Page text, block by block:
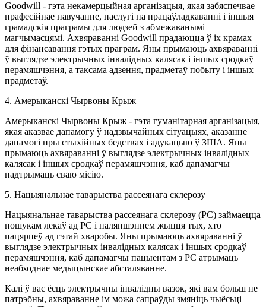
Goodwill - гэта некамерцыйная арганізацыя, якая забяспечвае
прафесійнае навучанне, паслугі па працаўладкаванні і іншыя
грамадскія праграмы для людзей з абмежаванымі
магчымасцямі. Ахвяраванні Goodwill прадаюцца ў іх крамах
для фінансавання гэтых праграм. Яны прымаюць ахвяраванні
ў выглядзе электрычных інвалідных калясак і іншых сродкаў
перамяшчэння, а таксама адзення, прадметаў побыту і іншых
прадметаў.
4. Амерыканскі Чырвоны Крыж
Амерыканскі Чырвоны Крыж - гэта гуманітарная арганізацыя,
якая аказвае дапамогу ў надзвычайных сітуацыях, аказанне
дапамогі пры стыхійных бедствах і адукацыю ў ЗША. Яны
прымаюць ахвяраванні ў выглядзе электрычных інвалідных
калясак і іншых сродкаў перамяшчэння, каб дапамагчы
падтрымаць сваю місію.
5. Нацыянальнае таварыства рассеянага склерозу
Нацыянальнае таварыства рассеянага склерозу (РС) займаецца
пошукам лекаў ад РС і паляпшэннем жыцця тых, хто
пацярпеў ад гэтай хваробы. Яны прымаюць ахвяраванні ў
выглядзе электрычных інвалідных калясак і іншых сродкаў
перамяшчэння, каб дапамагчы пацыентам з РС атрымаць
неабходнае медыцынскае абсталяванне.
Калі ў вас ёсць электрычны інвалідны вазок, які вам больш не
патрэбны, ахвяраванне ім можа сапраўды змяніць чыёсьці